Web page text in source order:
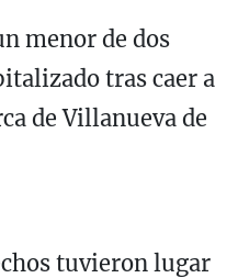
menor de dos
tras caer a
de Villanueva de
tuvieron lugar